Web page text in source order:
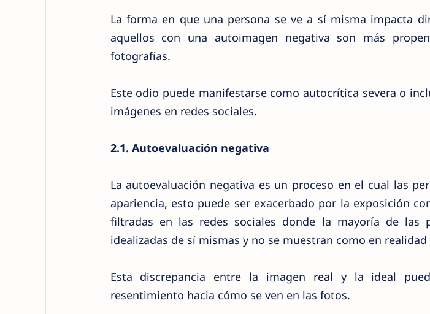
La forma en que una persona se ve a sí misma impacta
aquellos con una autoimagen negativa son más
fotografías.
Este odio puede manifestarse como autocrítica severa o
imágenes en redes sociales.
2.1. Autoevaluación negativa
La autoevaluación negativa es un proceso en el cual las
apariencia, esto puede ser exacerbado por la exposición
filtradas en las redes sociales donde la mayoría de las
idealizadas de sí mismas y no se muestran como en realidad
Esta discrepancia entre la imagen real y la ideal
resentimiento hacia cómo se ven en las fotos.